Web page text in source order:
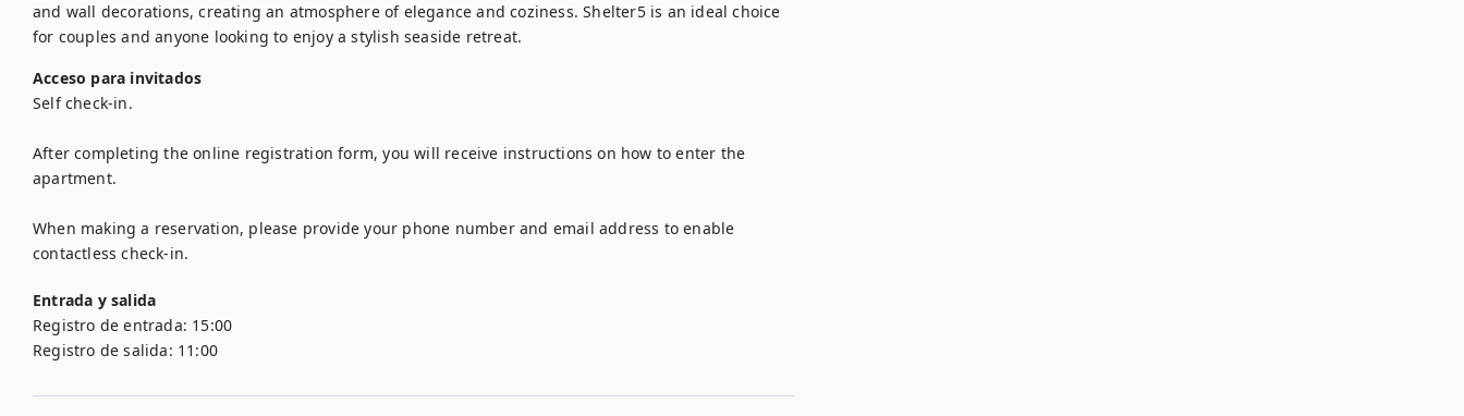
and wall decorations, creating an atmosphere of elegance and coziness. Shelter5 is an ideal choice
for couples and anyone looking to enjoy a stylish seaside retreat.
Acceso para invitados
Self check-in.
After completing the online registration form, you will receive instructions on how to enter the
apartment.
When making a reservation, please provide your phone number and email address to enable
contactless check-in.
Entrada y salida
Registro de entrada: 15:00
Registro de salida: 11:00